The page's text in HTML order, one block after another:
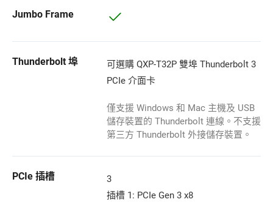
Jumbo Frame
Thunderbolt 埠
可選購 QXP-T32P 雙埠 Thunderbolt 3
PCIe 介面卡
僅支援 Windows 和 Mac 主機及 USB
儲存裝置的 Thunderbolt 連線。不支援
第三方 Thunderbolt 外接儲存裝置。
PCIe 插槽
3
插槽 1: PCIe Gen 3 x8